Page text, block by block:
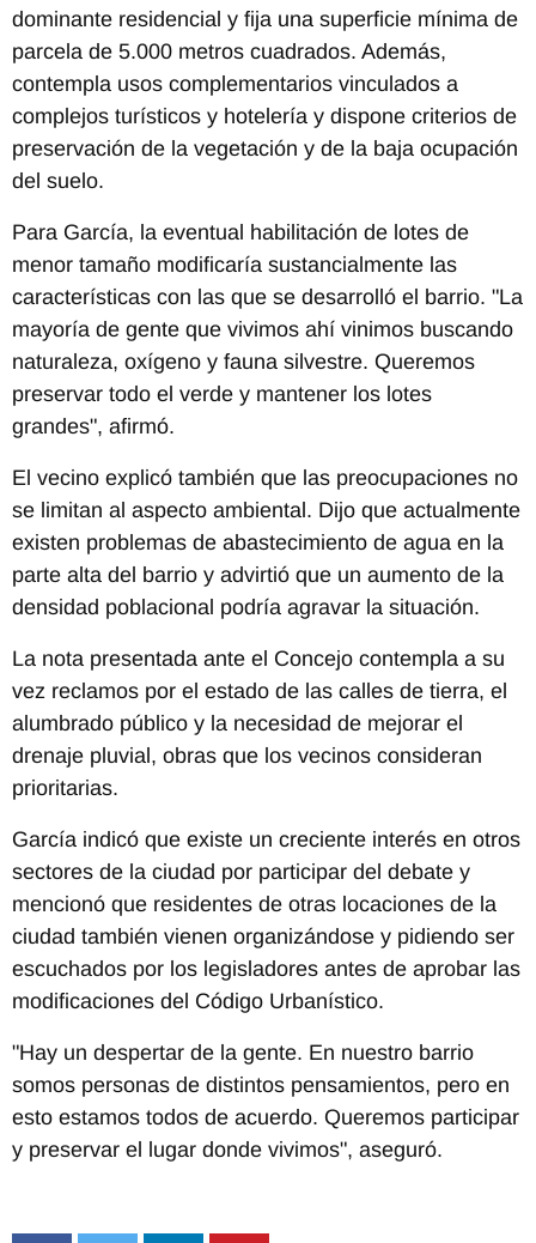
dominante residencial y fija una superficie mínima de
parcela de 5.000 metros cuadrados. Además,
contempla usos complementarios vinculados a
complejos turísticos y hotelería y dispone criterios de
preservación de la vegetación y de la baja ocupación
del suelo.
Para García, la eventual habilitación de lotes de
menor tamaño modificaría sustancialmente las
características con las que se desarrolló el barrio. "La
mayoría de gente que vivimos ahí vinimos buscando
naturaleza, oxígeno y fauna silvestre. Queremos
preservar todo el verde y mantener los lotes
grandes", afirmó.
El vecino explicó también que las preocupaciones no
se limitan al aspecto ambiental. Dijo que actualmente
existen problemas de abastecimiento de agua en la
parte alta del barrio y advirtió que un aumento de la
densidad poblacional podría agravar la situación.
La nota presentada ante el Concejo contempla a su
vez reclamos por el estado de las calles de tierra, el
alumbrado público y la necesidad de mejorar el
drenaje pluvial, obras que los vecinos consideran
prioritarias.
García indicó que existe un creciente interés en otros
sectores de la ciudad por participar del debate y
mencionó que residentes de otras locaciones de la
ciudad también vienen organizándose y pidiendo ser
escuchados por los legisladores antes de aprobar las
modificaciones del Código Urbanístico.
"Hay un despertar de la gente. En nuestro barrio
somos personas de distintos pensamientos, pero en
esto estamos todos de acuerdo. Queremos participar
y preservar el lugar donde vivimos", aseguró.